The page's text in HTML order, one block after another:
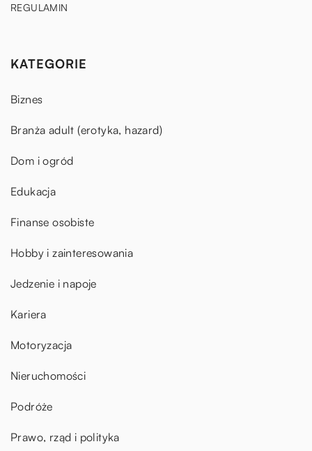
REGULAMIN
KATEGORIE
Biznes
Branża adult (erotyka, hazard)
Dom i ogród
Edukacja
Finanse osobiste
Hobby i zainteresowania
Jedzenie i napoje
Kariera
Motoryzacja
Nieruchomości
Podróże
Prawo, rząd i polityka